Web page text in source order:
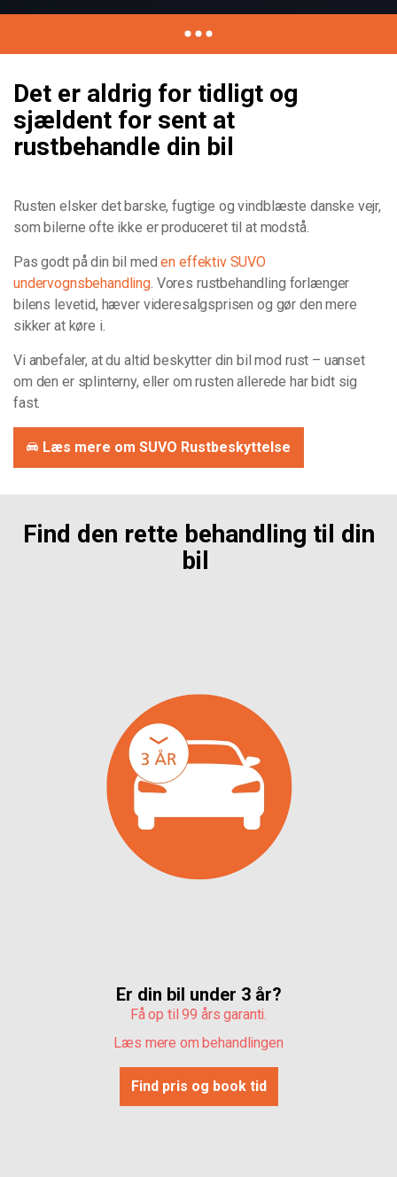
Det er aldrig for tidligt og
sjældent for sent at
rustbehandle din bil
Rusten elsker det barske, fugtige og vindblæste danske vejr,
som bilerne ofte ikke er produceret til at modstå.
Pas godt på din bil meden effektiv SUVO
undervognsbehandling. Vores rustbehandling forlænger
bilens levetid, hæver videresalgsprisen og gør den mere
sikker at køre i.
Vi anbefaler, at du altid beskytter din bil mod rust – uanset
om den er splinterny, eller om rusten allerede har bidt sig
fast.
Læs mere om SUVO Rustbeskyttelse
Find den rette behandling til din
bil
Er din bil under 3 år?
Få op til 99 års garanti.
Læs mere om behandlingen
Find pris og book tid